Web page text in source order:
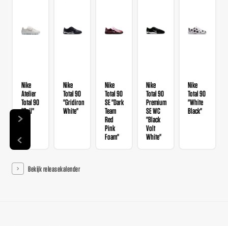
Nike
Atelier
Total 90
"Sail"
Nike
Total 90
"Gridiron
White"
Nike
Total 90
SE "Dark
Team
Red
Pink
Foam"
Nike
Total 90
Premium
SE WC
"Black
Volt
White"
Nike
Total 90
"White
Black"
Bekijk releasekalender